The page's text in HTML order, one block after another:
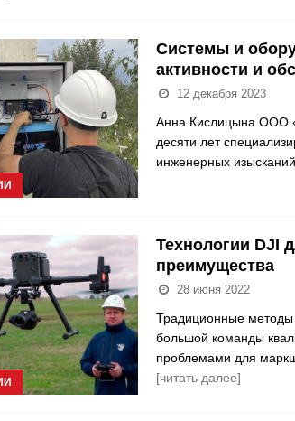
Системы и
активности и
12 декабря 2023
Анна Кислицына ООО
десяти лет
инженерных
Технологии DJI
преимущества
28 июня 2022
Традиционные методы
большой команды
проблемами для
[читать далее]